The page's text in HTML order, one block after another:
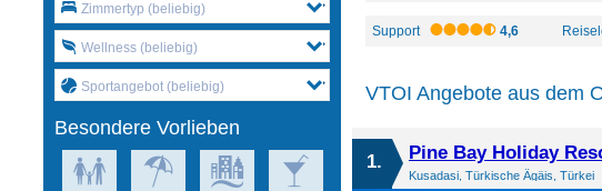
Support 4,6
VTOI Angebote aus dem
1. Pine Bay Holiday
Kusadasi, Türkische Ägäis, Türkei
Zimmertyp (beliebig)
Wellness (beliebig)
Sportangebot (beliebig)
Besondere Vorlieben